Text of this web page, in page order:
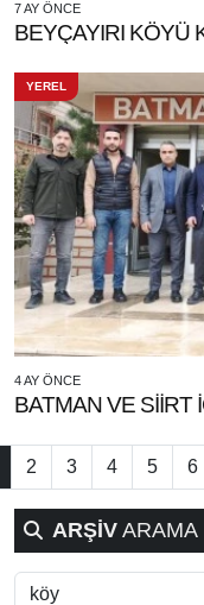
7 AY ÖNCE
BEYÇAYIRI KÖYÜ
YEREL
4 AY ÖNCE
BATMAN VE SİİRT
2 3 4 5 6
ARŞİV ARAMA